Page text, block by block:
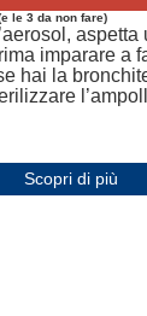
le 3 da non fare)
imparare a
hai la
Scopri di più